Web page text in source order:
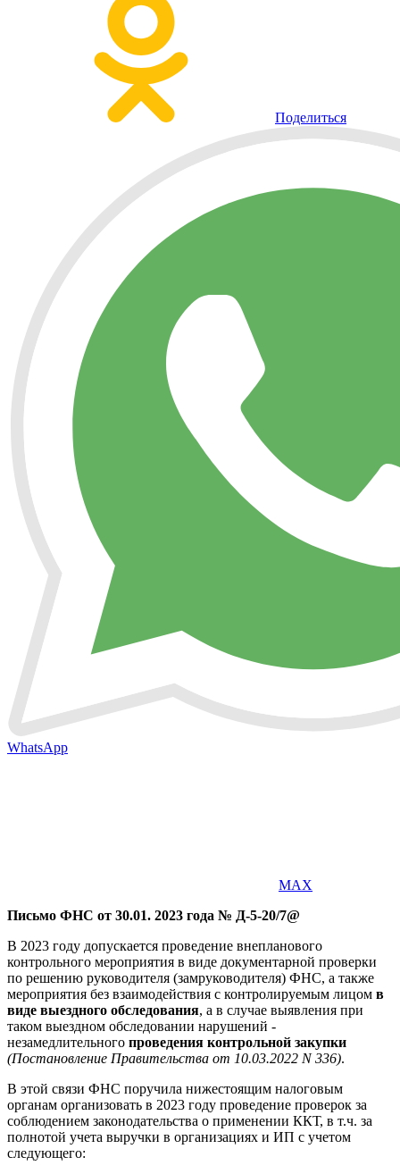
Поделиться
WhatsApp
MAX
Письмо ФНС от 30.01. 2023 года № Д-5-20/7@
В 2023 году допускается проведение внепланового
контрольного мероприятия в виде документарной проверки
по решению руководителя (замруководителя) ФНС, а также
мероприятия без взаимодействия с контролируемым лицом в
виде выездного обследования, а в случае выявления при
таком выездном обследовании нарушений -
незамедлительного проведения контрольной закупки
(Постановление Правительства от 10.03.2022 N 336).
В этой связи ФНС поручила нижестоящим налоговым
органам организовать в 2023 году проведение проверок за
соблюдением законодательства о применении ККТ, в т.ч. за
полнотой учета выручки в организациях и ИП с учетом
следующего: